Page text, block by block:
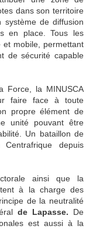
dans son territoire
système de diffusion
en place. Tous les
et mobile, permettant
de sécurité capable
Force, la MINUSCA
faire face à toute
propre élément de
unité pouvant être
Un bataillon de
depuis
ainsi que la
à la charge des
de la neutralité
de Lapasse. De
est aussi à la